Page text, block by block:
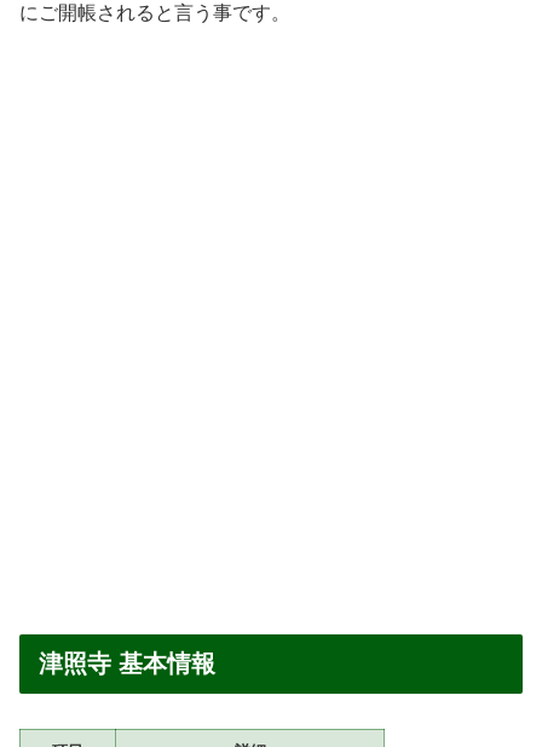
にご開帳されると言う事です。
津照寺 基本情報